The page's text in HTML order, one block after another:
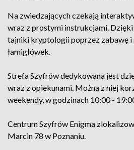
Na zwiedzających czekają
wraz z prostymi instrukcjami. Dzięki
tajniki kryptologii poprzez zabawę i
łamigłówek.
Strefa Szyfrów dedykowana jest
wraz z opiekunami. Można z niej
weekendy, w godzinach 10:00 -
Centrum Szyfrów Enigma
Marcin 78 w Poznaniu.